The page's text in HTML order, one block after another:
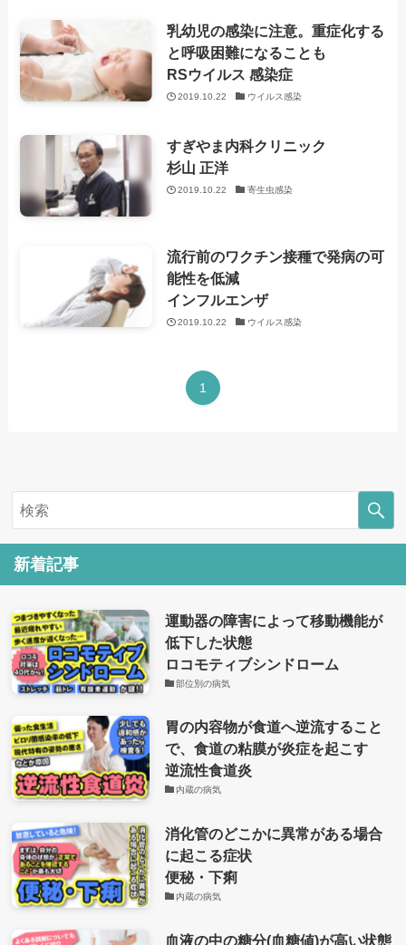
乳幼児の感染に注意。重症化する
と呼吸困難になることも
RSウイルス 感染症
2019.10.22 ウイルス感染
すぎやま内科クリニック
杉山 正洋
2019.10.22 寄生虫感染
流行前のワクチン接種で発病の可
能性を低減
インフルエンザ
2019.10.22 ウイルス感染
1
新着記事
運動器の障害によって移動機能が
低下した状態
ロコモティブシンドローム
部位別の病気
胃の内容物が食道へ逆流すること
で、食道の粘膜が炎症を起こす
逆流性食道炎
内蔵の病気
消化管のどこかに異常がある場合
に起こる症状
便秘・下痢
内蔵の病気
血液の中の糖分(血糖値)が高い状態